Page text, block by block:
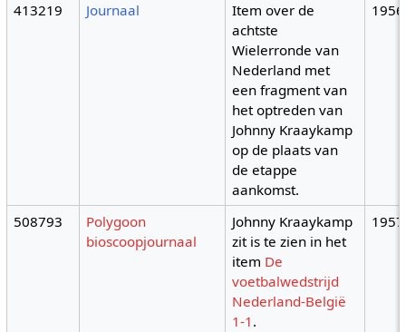
413219
Journaal
Item over de
achtste
Wielerronde van
Nederland met
een fragment van
het optreden van
Johnny Kraaykamp
op de plaats van
de etappe
aankomst.
1956
508793
Polygoon
bioscoopjournaal
Johnny Kraaykamp
zit is te zien in het
item De
voetbalwedstrijd
Nederland-België
1-1 .
1957